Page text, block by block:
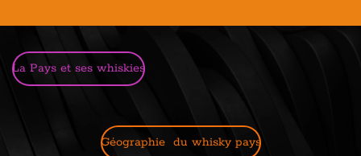
La Pays et ses whiskies
Géographie du whisky pays